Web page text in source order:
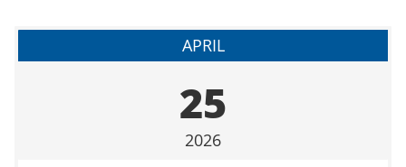
APRIL
25
2026